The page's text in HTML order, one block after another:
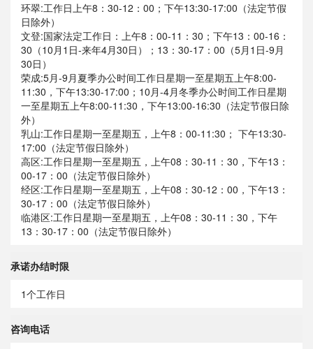
环翠:工作日上午8：30-12：00；下午13:30-17:00（法定节假
日除外）
文登:国家法定工作日：上午8：00-11：30；下午13：00-16：
30（10月1日-来年4月30日）；13：30-17：00（5月1日-9月
30日）
荣成:5月-9月夏季办公时间工作日星期一至星期五上午8:00-
11:30，下午13:30-17:00；10月-4月冬季办公时间工作日星期
一至星期五上午8:00-11:30，下午13:00-16:30（法定节假日除
外）
乳山:工作日星期一至星期五，上午8：00-11:30； 下午13:30-
17:00（法定节假日除外）
高区:工作日星期一至星期五，上午08：30-11：30，下午13：
00-17：00（法定节假日除外）
经区:工作日星期一至星期五，上午08：30-12：00，下午13：
30-17：00（法定节假日除外）
临港区:工作日星期一至星期五，上午08：30-11：30，下午
13：30-17：00（法定节假日除外）
承诺办结时限
1个工作日
咨询电话